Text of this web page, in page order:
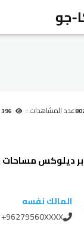
عدد المشاهدات :
من 85م - 175م للبيع في عمان -
المالك نفسه
+96279560XXXX